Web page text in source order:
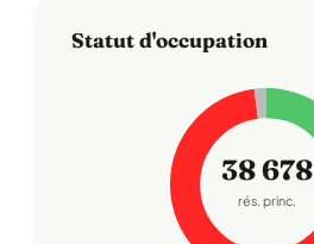
Statut d'occupation
38 678
rés. princ.